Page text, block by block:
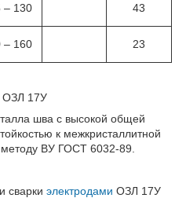
– 130 43
– 160 23
ОЗЛ 17У
шва с высокой общей
к межкристаллитной
ВУ ГОСТ 6032-89.
сварки электродами ОЗЛ 17У